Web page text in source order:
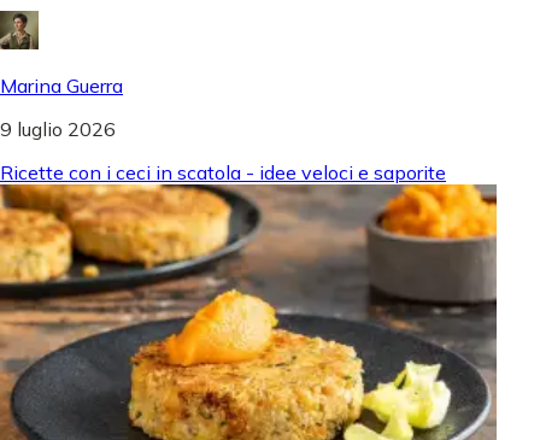
Marina Guerra
9 luglio 2026
Ricette con i ceci in scatola - idee veloci e saporite